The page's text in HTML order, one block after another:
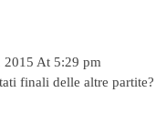
2015 At 5:29 pm
finali delle altre partite?